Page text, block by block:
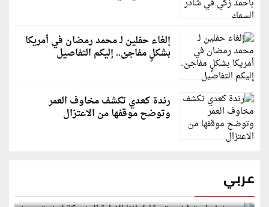
إلغاء حفلين لـ محمد رمضان في أمريكا
بشكلٍ مفاجئ.. إليكم التفاصيل
رندة كعدي تكشف مخاوف العمر
وتوضح موقفها من الاعتزال
عربي
رويترز: إيران ترفض مقترحًا عُمانيًا للإدارة المشتركة
لمضيق هرمز